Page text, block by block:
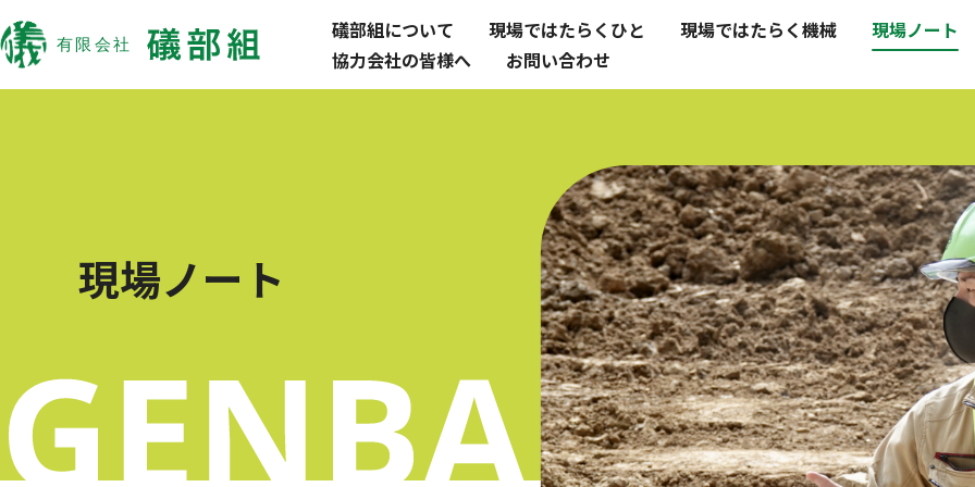
礒部組について 現場ではたらくひと 現場ではたらく機械
現場ノート
協力会社の皆様へ
お問い合わせ
現場ノート